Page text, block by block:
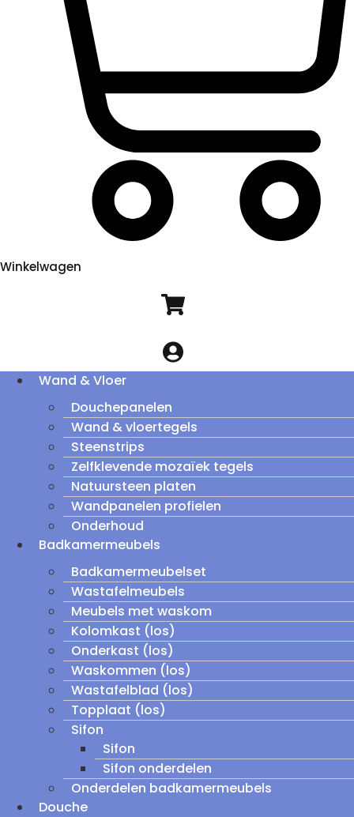
Winkelwagen
Wand & Vloer
Douchepanelen
Wand & vloertegels
Steenstrips
Zelfklevende mozaïek tegels
Natuursteen platen
Wandpanelen profielen
Onderhoud
Badkamermeubels
Badkamermeubelset
Wastafelmeubels
Meubels met waskom
Kolomkast (los)
Onderkast (los)
Waskommen (los)
Wastafelblad (los)
Topplaat (los)
Sifon
Sifon
Sifon onderdelen
Onderdelen badkamermeubels
Douche